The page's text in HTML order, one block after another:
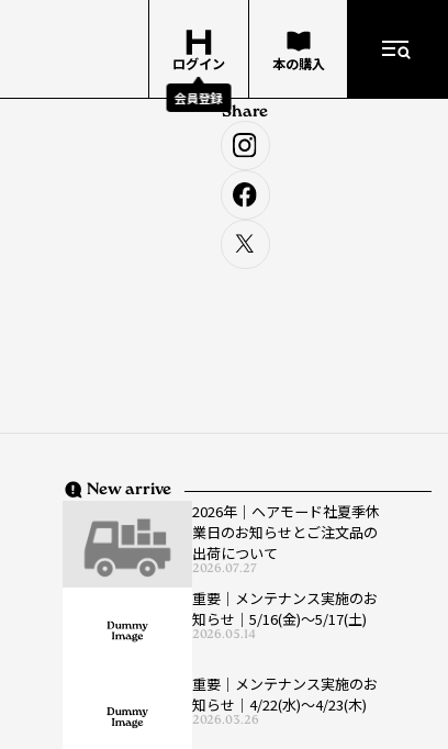
ログイン
会員登録
本の購入
Share
New arrive
2026年｜ヘアモード社夏季休
業日のお知らせとご注文品の
出荷について
2026.07.27
重要｜メンテナンス実施のお
知らせ｜5/16(金)〜5/17(土)
2026.05.14
重要｜メンテナンス実施のお
知らせ｜4/22(水)〜4/23(木)
2026.03.26